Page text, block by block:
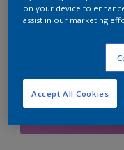
on your device to
assist in our marketing
Accept All Cookies